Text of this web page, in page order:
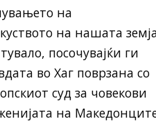
на
на нашата
посочувајќи ги
во Хаг поврзана со
суд за човекови
на